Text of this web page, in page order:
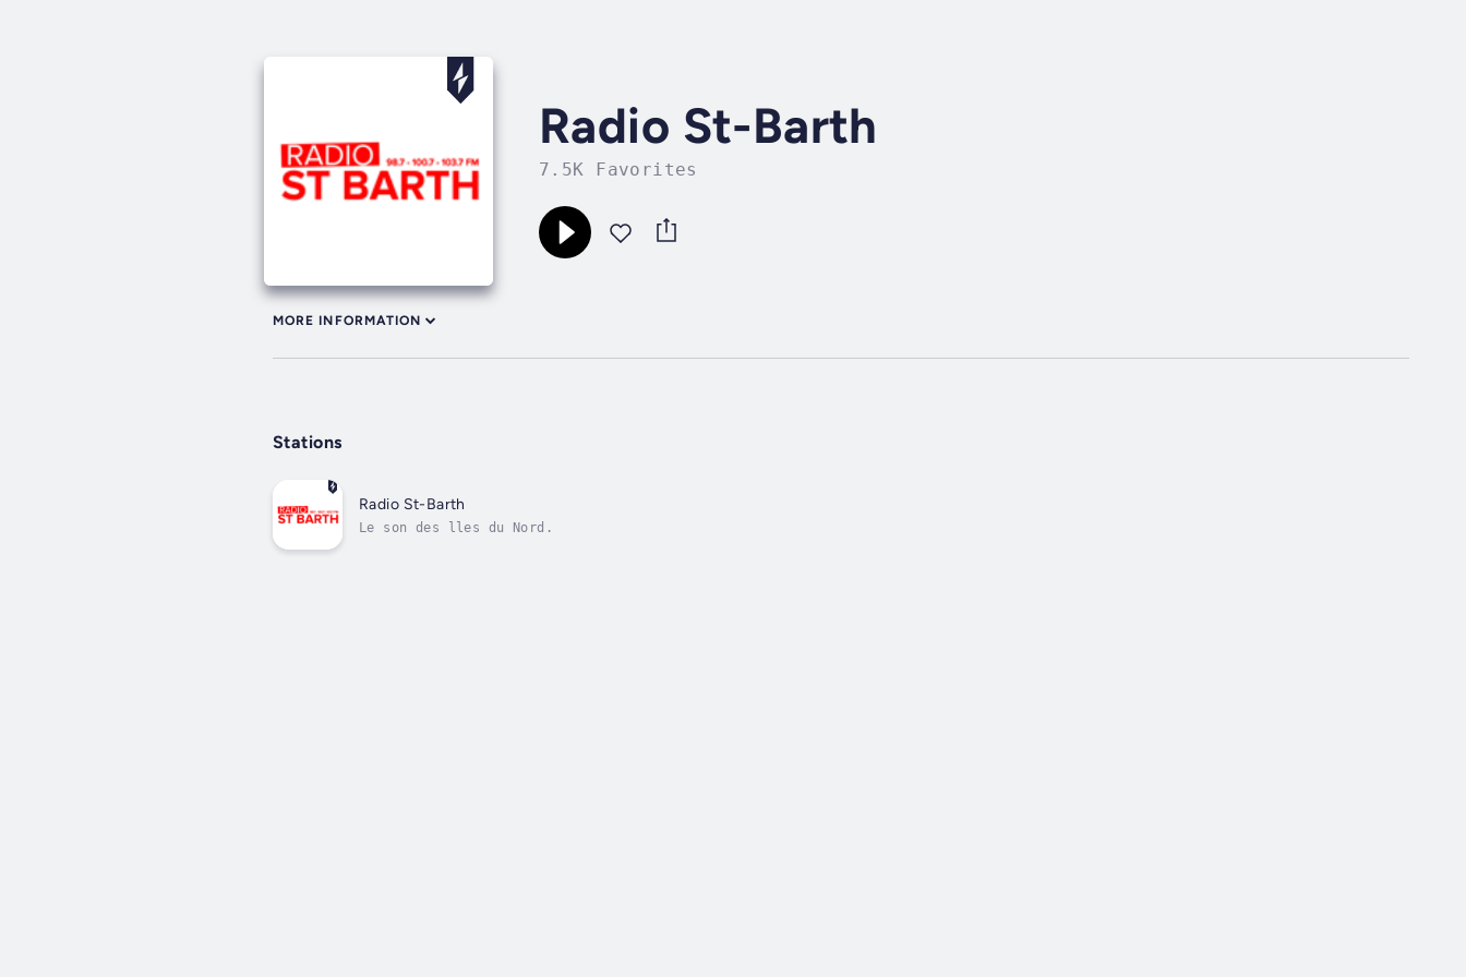
Radio St-Barth
7.5K Favorites
MORE INFORMATION
Stations
Radio St-Barth
Le son des lles du Nord.